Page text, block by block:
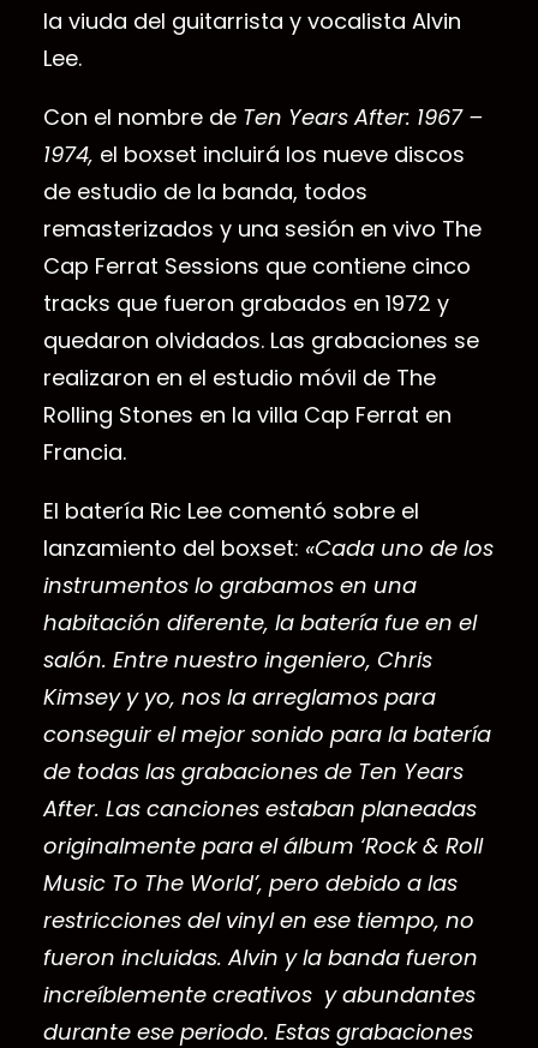
la viuda del guitarrista y vocalista Alvin
Lee.
Con el nombre de Ten Years After: 1967 –
1974, el boxset incluirá los nueve discos
de estudio de la banda, todos
remasterizados y una sesión en vivo The
Cap Ferrat Sessions que contiene cinco
tracks que fueron grabados en 1972 y
quedaron olvidados. Las grabaciones se
realizaron en el estudio móvil de The
Rolling Stones en la villa Cap Ferrat en
Francia.
El batería Ric Lee comentó sobre el
lanzamiento del boxset: «Cada uno de los
instrumentos lo grabamos en una
habitación diferente, la batería fue en el
salón. Entre nuestro ingeniero, Chris
Kimsey y yo, nos la arreglamos para
conseguir el mejor sonido para la batería
de todas las grabaciones de Ten Years
After. Las canciones estaban planeadas
originalmente para el álbum ‘Rock & Roll
Music To The World’, pero debido a las
restricciones del vinyl en ese tiempo, no
fueron incluidas. Alvin y la banda fueron
increíblemente creativos y abundantes
durante ese periodo. Estas grabaciones